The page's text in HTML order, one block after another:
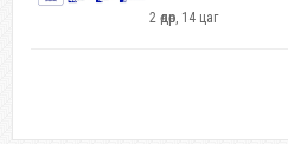
2 өдөр, 14 цаг